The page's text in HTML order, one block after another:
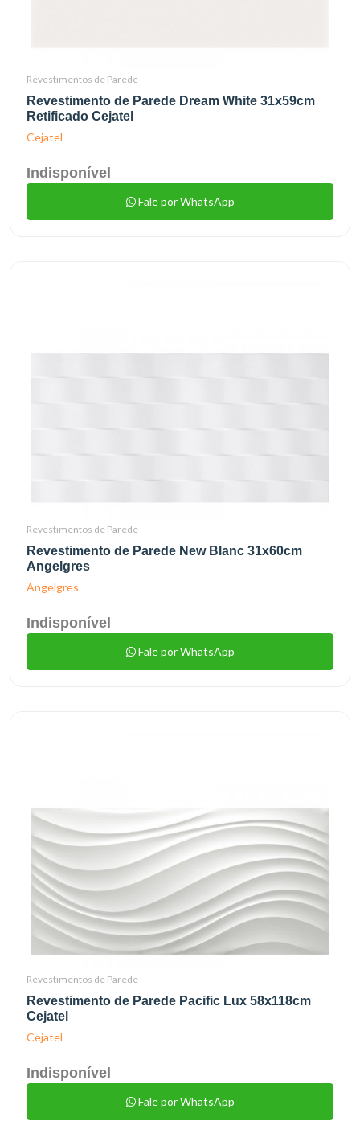
Revestimentos de Parede
Revestimento de Parede Dream White 31x59cm
Retificado Cejatel
Cejatel
Indisponível
Fale por WhatsApp
Revestimentos de Parede
Revestimento de Parede New Blanc 31x60cm
Angelgres
Angelgres
Indisponível
Fale por WhatsApp
Revestimentos de Parede
Revestimento de Parede Pacific Lux 58x118cm
Cejatel
Cejatel
Indisponível
Fale por WhatsApp